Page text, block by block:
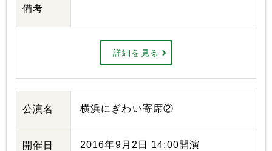
備考
詳細を見る
公演名 横浜にぎわい寄席②
開催日 2016年9月2日 14:00開演